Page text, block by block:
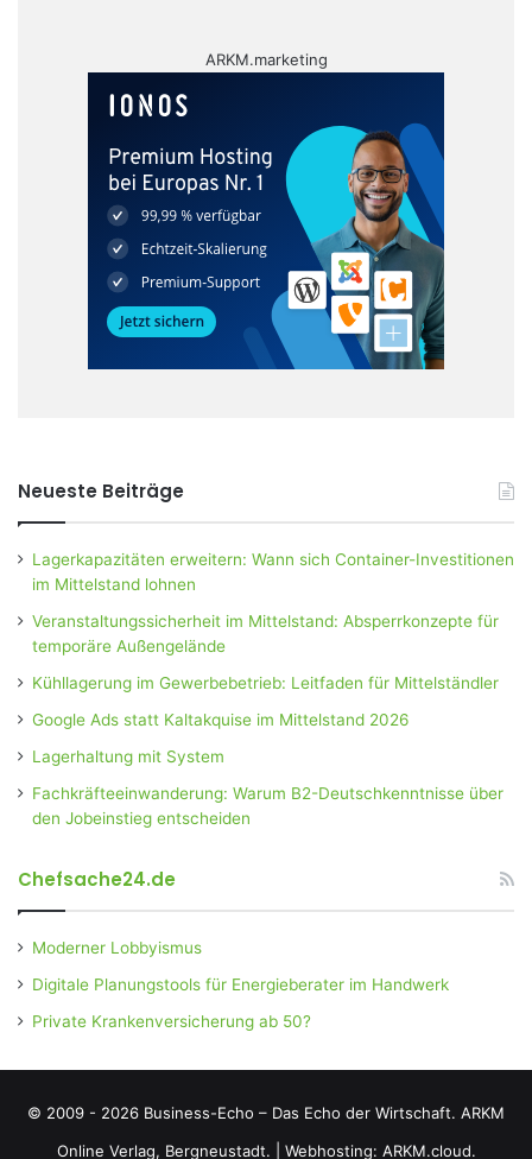
ARKM.marketing
Neueste Beiträge
Lagerkapazitäten erweitern: Wann sich Container-Investitionen
im Mittelstand lohnen
Veranstaltungssicherheit im Mittelstand: Absperrkonzepte für
temporäre Außengelände
Kühllagerung im Gewerbebetrieb: Leitfaden für Mittelständler
Google Ads statt Kaltakquise im Mittelstand 2026
Lagerhaltung mit System
Fachkräfteeinwanderung: Warum B2-Deutschkenntnisse über
den Jobeinstieg entscheiden
Chefsache24.de
Moderner Lobbyismus
Digitale Planungstools für Energieberater im Handwerk
Private Krankenversicherung ab 50?
© 2009 - 2026 Business-Echo – Das Echo der Wirtschaft. ARKM
Online Verlag, Bergneustadt.
Webhosting: ARKM.cloud.